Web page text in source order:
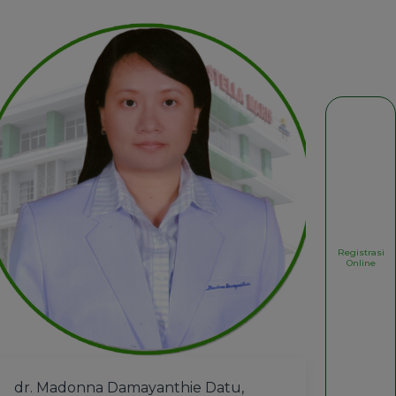
dr. Madonna Damayanthie Datu,
Registrasi
Online